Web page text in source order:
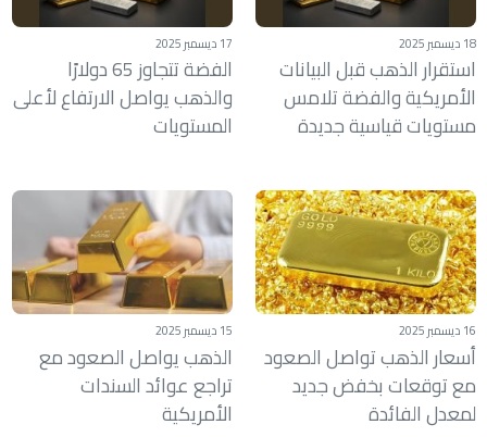
18 ديسمبر 2025
استقرار الذهب قبل البيانات
الأمريكية والفضة تلامس
مستويات قياسية جديدة
17 ديسمبر 2025
الفضة تتجاوز 65 دولارًا
والذهب يواصل الارتفاع لأعلى
المستويات
16 ديسمبر 2025
أسعار الذهب تواصل الصعود
مع توقعات بخفض جديد
لمعدل الفائدة
15 ديسمبر 2025
الذهب يواصل الصعود مع
تراجع عوائد السندات
الأمريكية